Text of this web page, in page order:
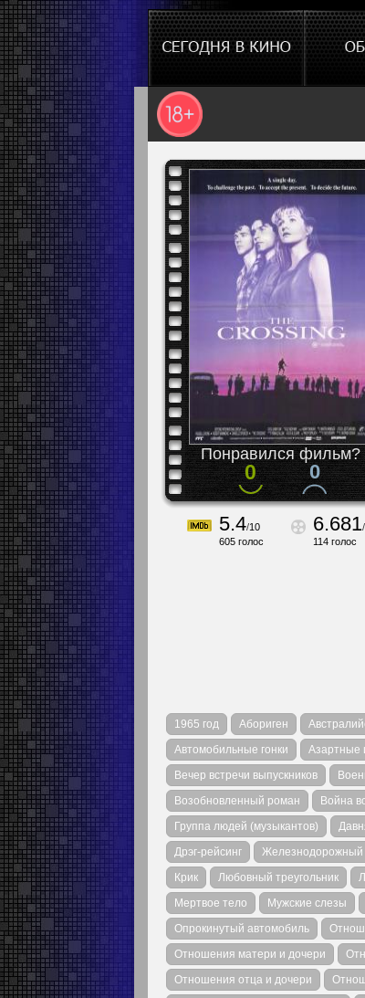
Понравился фильм?
0 0
5.4/10
605 голос
6.681/
114 голос
1965 год Абориген
Автомобильные гонки
Азартные
Вечер встречи выпускников
Возобновленный роман
Война
Группа людей (музыкантов)
Дрэг-рейсинг
Железнодорожный
Крик
Любовный треугольник
Мертвое тело
Мужские слезы
Опрокинутый автомобиль
Отношения матери и дочери
Отношения отца и дочери